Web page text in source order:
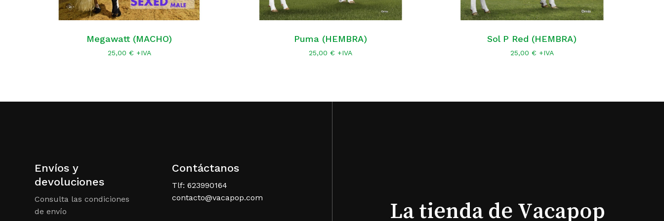
Megawatt (MACHO)
25,00 € +IVA
Puma (HEMBRA)
25,00€ +IVA
Sol P Red (HEMBRA)
25,00 € +IVA
Envíos y
devoluciones
Consulta las condiciones
de envío
Contáctanos
Tlf: 623990164
contacto@vacapop.com
La tienda de Vacapop